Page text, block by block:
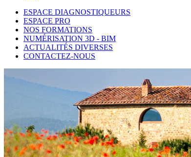
ESPACE DIAGNOSTIQUEURS
ESPACE PRO
NOS FORMATIONS
NUMÉRISATION 3D - BIM
ACTUALITÉS DIVERSES
CONTACTEZ-NOUS